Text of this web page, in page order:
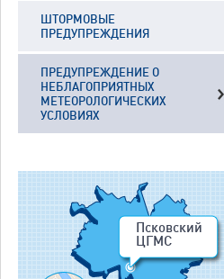
ШТОРМОВЫЕ
ПРЕДУПРЕЖДЕНИЯ
ПРЕДУПРЕЖДЕНИЕ О
НЕБЛАГОПРИЯТНЫХ
МЕТЕОРОЛОГИЧЕСКИХ
УСЛОВИЯХ
Псковский
ЦГМС